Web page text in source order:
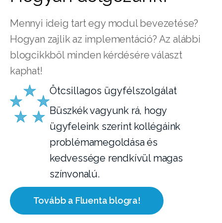
Mennyi ideig tart egy modul bevezetése?
Hogyan zajlik az implementáció? Az alábbi
blogcikkből minden kérdésére választ
kaphat!
Ötcsillagos ügyfélszolgálat
Büszkék vagyunk rá, hogy
ügyfeleink szerint kollégáink
problémamegoldása és
kedvessége rendkívül magas
színvonalú.
Tovább a Fluenta blogra!